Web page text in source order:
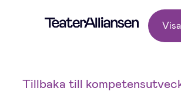
Tillbaka till